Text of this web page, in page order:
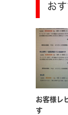
お
お客様レ
す